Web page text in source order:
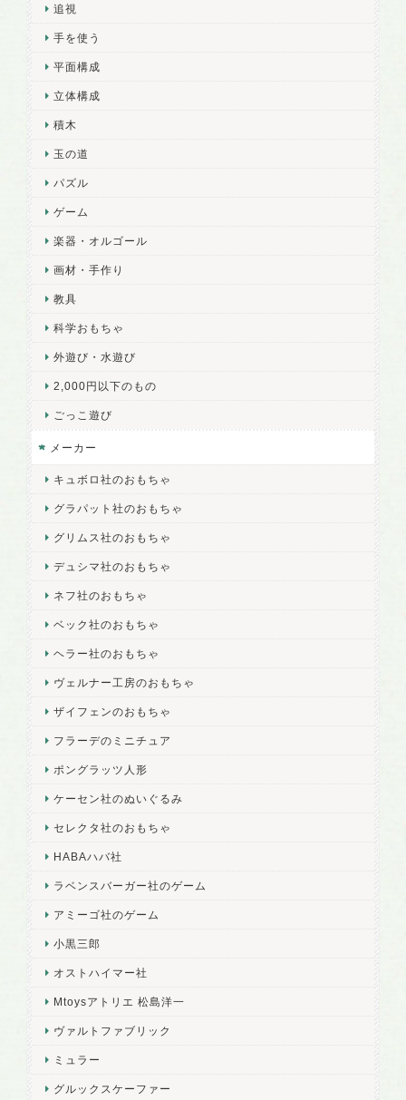
追視
手を使う
平面構成
立体構成
積木
玉の道
パズル
ゲーム
楽器・オルゴール
画材・手作り
教具
科学おもちゃ
外遊び・水遊び
2,000円以下のもの
ごっこ遊び
メーカー
キュボロ社のおもちゃ
グラパット社のおもちゃ
グリムス社のおもちゃ
デュシマ社のおもちゃ
ネフ社のおもちゃ
ベック社のおもちゃ
ヘラー社のおもちゃ
ヴェルナー工房のおもちゃ
ザイフェンのおもちゃ
フラーデのミニチュア
ポングラッツ人形
ケーセン社のぬいぐるみ
セレクタ社のおもちゃ
HABAハバ社
ラベンスバーガー社のゲーム
アミーゴ社のゲーム
小黒三郎
オストハイマー社
Mtoysアトリエ 松島洋一
ヴァルトファブリック
ミュラー
グルックスケーファー